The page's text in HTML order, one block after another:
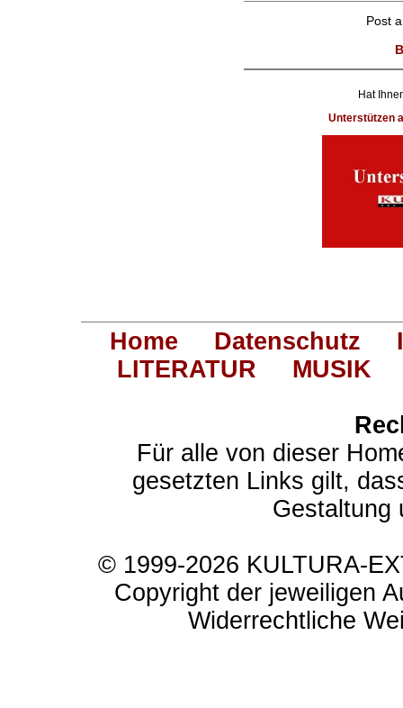
Post
Hat
Unterstützen
Home Datenschutz
LITERATUR
MUSIK
Für alle von dieser
gesetzten Links gilt,
Gestaltung
© 1999-2026 KULTURA-
Copyright der jeweiligen
Widerrechtliche